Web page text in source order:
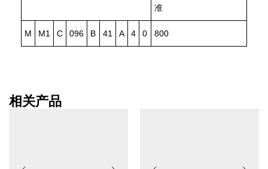
准
M M1 C 096 B 41 A 4 0 800
相关产品